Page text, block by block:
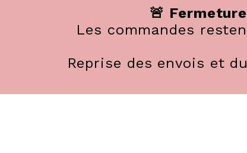
🚨
Les commandes
Reprise des envois et